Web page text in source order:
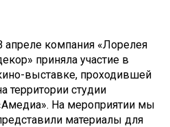
апреле компания «Лорелея
приняла участие в
выставке, проходившей
территории студии
На мероприятии мы
материалы для